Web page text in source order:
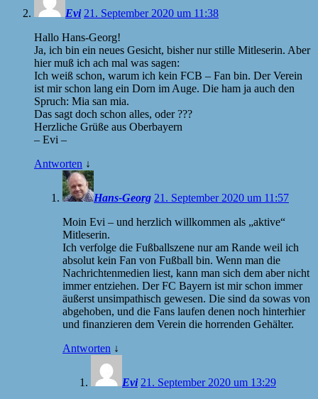
Evi 21. September 2020 um 11:38
Hallo Hans-Georg!
Ja, ich bin ein neues Gesicht, bisher nur stille Mitleserin. Aber
hier muß ich ach mal was sagen:
Ich weiß schon, warum ich kein FCB – Fan bin. Der Verein
ist mir schon lang ein Dorn im Auge. Die ham ja auch den
Spruch: Mia san mia.
Das sagt doch schon alles, oder ???
Herzliche Grüße aus Oberbayern
– Evi –
Antworten ↓
Hans-Georg 21. September 2020 um 11:57
Moin Evi – und herzlich willkommen als „aktive“
Mitleserin.
Ich verfolge die Fußballszene nur am Rande weil ich
absolut kein Fan von Fußball bin. Wenn man die
Nachrichtenmedien liest, kann man sich dem aber nicht
immer entziehen. Der FC Bayern ist mir schon immer
äußerst unsimpathisch gewesen. Die sind da sowas von
abgehoben, und die Fans laufen denen noch hinterhier
und finanzieren dem Verein die horrenden Gehälter.
Antworten ↓
Evi 21. September 2020 um 13:29